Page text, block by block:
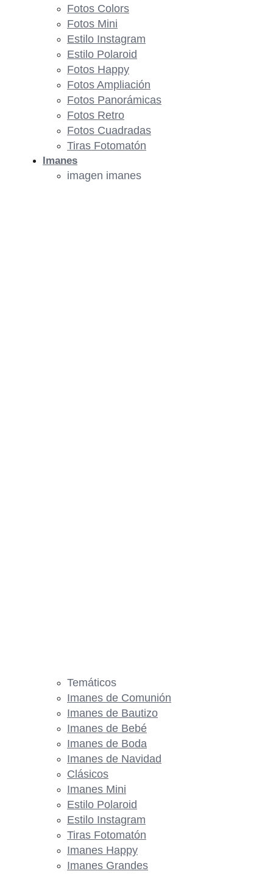
Fotos Colors
Fotos Mini
Estilo Instagram
Estilo Polaroid
Fotos Happy
Fotos Ampliación
Fotos Panorámicas
Fotos Retro
Fotos Cuadradas
Tiras Fotomatón
Imanes
imagen imanes
Temáticos
Imanes de Comunión
Imanes de Bautizo
Imanes de Bebé
Imanes de Boda
Imanes de Navidad
Clásicos
Imanes Mini
Estilo Polaroid
Estilo Instagram
Tiras Fotomatón
Imanes Happy
Imanes Grandes